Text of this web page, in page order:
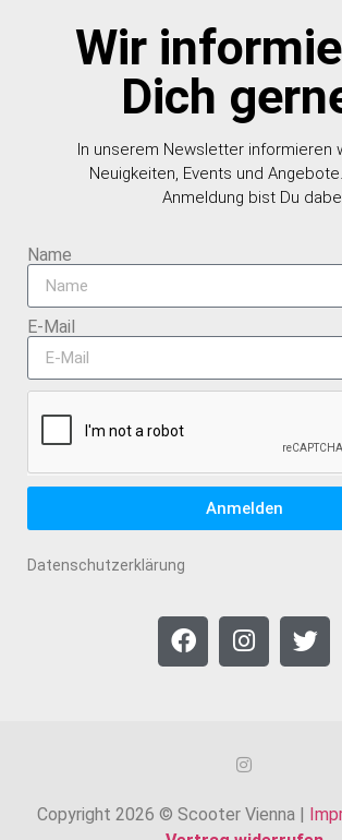
Wir
Dich
In unserem Newsletter informieren
Neuigkeiten, Events und
Anmeldung bist Du
Name
E-Mail
Anmelden
Datenschutzerklärung
Copyright 2026 © Scooter Vienna |